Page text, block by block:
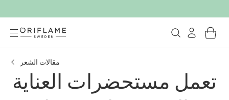
مقالات الشعر
تعمل مستحضرات العناية